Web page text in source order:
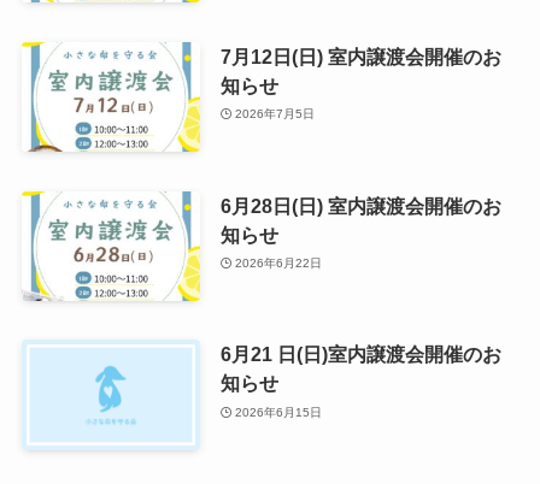
7月12日(日) 室内譲渡会開催のお
知らせ
2026年7月5日
6月28日(日) 室内譲渡会開催のお
知らせ
2026年6月22日
6月21 日(日)室内譲渡会開催のお
知らせ
2026年6月15日